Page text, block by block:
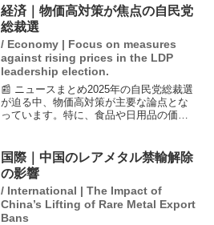
可能となります。この対策は、転売目的
の大量購入を防ぐ...
経済｜物価高対策が焦点の自民党
総裁選
/ Economy | Focus on measures
against rising prices in the LDP
leadership election.
📰 ニュースまとめ2025年の自民党総裁選
が迫る中、物価高対策が主要な論点とな
っています。特に、食品や日用品の価格
っています。参院選での一律現金給付訴
求が失敗した影響で...
国際｜中国のレアメタル禁輸解除
の影響
/ International | The Impact of
China’s Lifting of Rare Metal Export
Bans